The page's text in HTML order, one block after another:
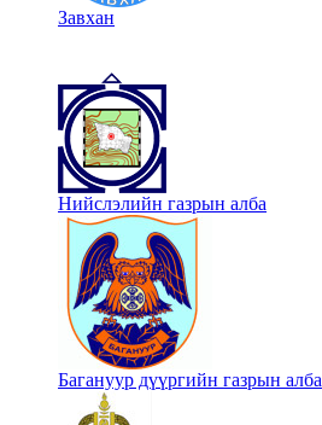
Завхан
Нийслэлийн газрын алба
Багануур дүүргийн газрын алба